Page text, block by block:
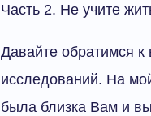
Часть 2. Не учите
Давайте обратимся
исследований. На
была близка Вам и